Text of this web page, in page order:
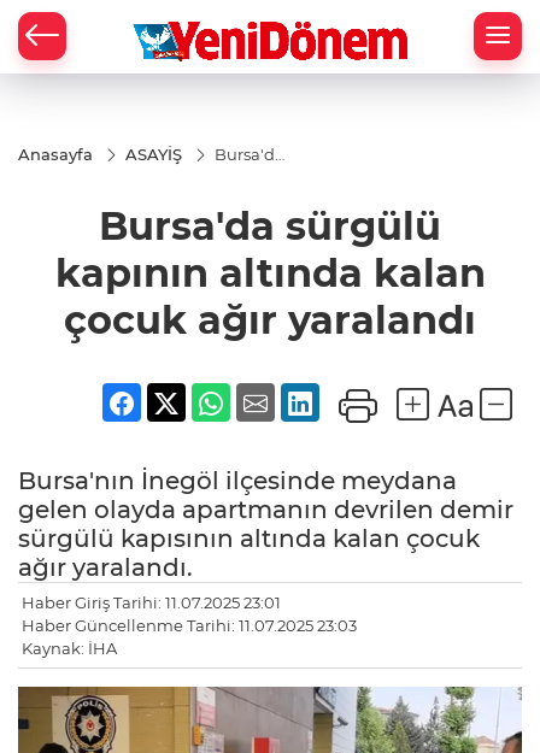
Anasayfa ASAYİŞ
Bursa'da
altında
kalan
ağır
yaralandı
Bursa'da sürgülü
kapının altında kalan
çocuk ağır yaralandı
Bursa'nın İnegöl ilçesinde meydana
gelen olayda apartmanın devrilen demir
sürgülü kapısının altında kalan çocuk
ağır yaralandı.
Haber Giriş Tarihi: 11.07.2025 23:01
Haber Güncellenme Tarihi: 11.07.2025 23:03
Kaynak: İHA